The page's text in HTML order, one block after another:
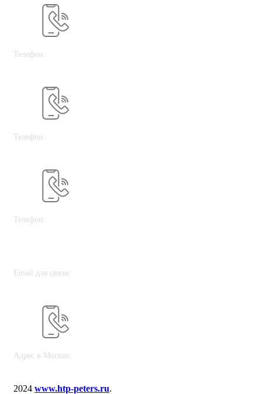
Телефон:
Телефон:
Телефон:
Email для связи:
Адрес в Москве:
2024 www.htp-peters.ru.